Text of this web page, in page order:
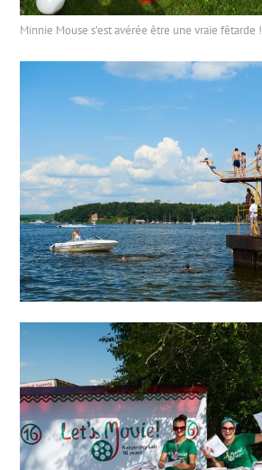
Minnie Mouse s’est avérée être une vraie fêtarde !